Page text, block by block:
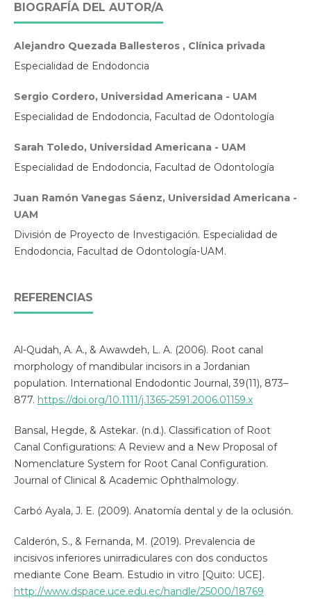
BIOGRAFÍA DEL AUTOR/A
Alejandro Quezada Ballesteros , Clínica privada
Especialidad de Endodoncia
Sergio Cordero, Universidad Americana - UAM
Especialidad de Endodoncia, Facultad de Odontología
Sarah Toledo, Universidad Americana - UAM
Especialidad de Endodoncia, Facultad de Odontología
Juan Ramón Vanegas Sáenz, Universidad Americana -
UAM
División de Proyecto de Investigación. Especialidad de
Endodoncia, Facultad de Odontología-UAM.
REFERENCIAS
Al-Qudah, A. A., & Awawdeh, L. A. (2006). Root canal
morphology of mandibular incisors in a Jordanian
population. International Endodontic Journal, 39(11), 873–
877. https://doi.org/10.1111/j.1365-2591.2006.01159.x
Bansal, Hegde, & Astekar. (n.d.). Classification of Root
Canal Configurations: A Review and a New Proposal of
Nomenclature System for Root Canal Configuration.
Journal of Clinical & Academic Ophthalmology.
Carbó Ayala, J. E. (2009). Anatomía dental y de la oclusión.
Calderón, S., & Fernanda, M. (2019). Prevalencia de
incisivos inferiores unirradiculares con dos conductos
mediante Cone Beam. Estudio in vitro [Quito: UCE].
http://www.dspace.uce.edu.ec/handle/25000/18769